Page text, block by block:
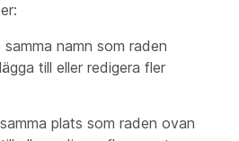
namn som raden
till eller redigera fler
plats som raden ovan